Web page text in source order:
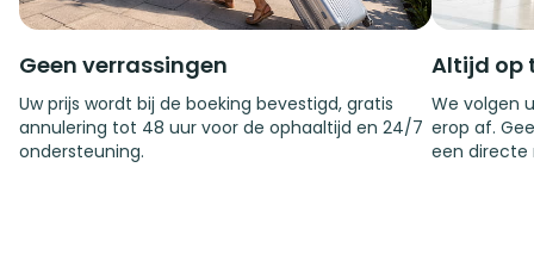
Geen verrassingen
Uw prijs wordt bij de boeking bevestigd, gratis
annulering tot 48 uur voor de ophaaltijd en 24/7
ondersteuning.
Altijd op
We volgen
erop af.
een directe